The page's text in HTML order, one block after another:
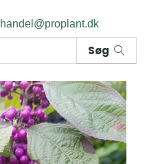
handel@proplant.dk
Søg